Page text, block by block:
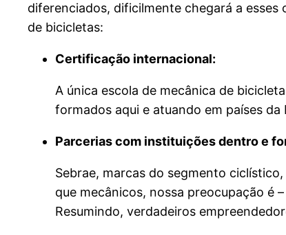
diferenciados, dificilmente chegará a esses
de bicicletas:
Certificação internacional:
A única escola de mecânica de
formados aqui e atuando em países
Parcerias com instituições dentro e
Sebrae, marcas do segmento
que mecânicos, nossa preocupação é
Resumindo, verdadeiros